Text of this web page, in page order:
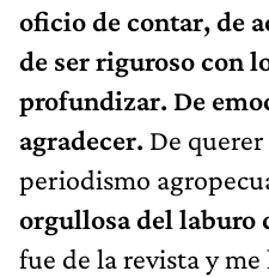
oficio de contar, de
de ser riguroso con
profundizar. De
agradecer. De
periodismo
orgullosa del laburo
fue de la revista y